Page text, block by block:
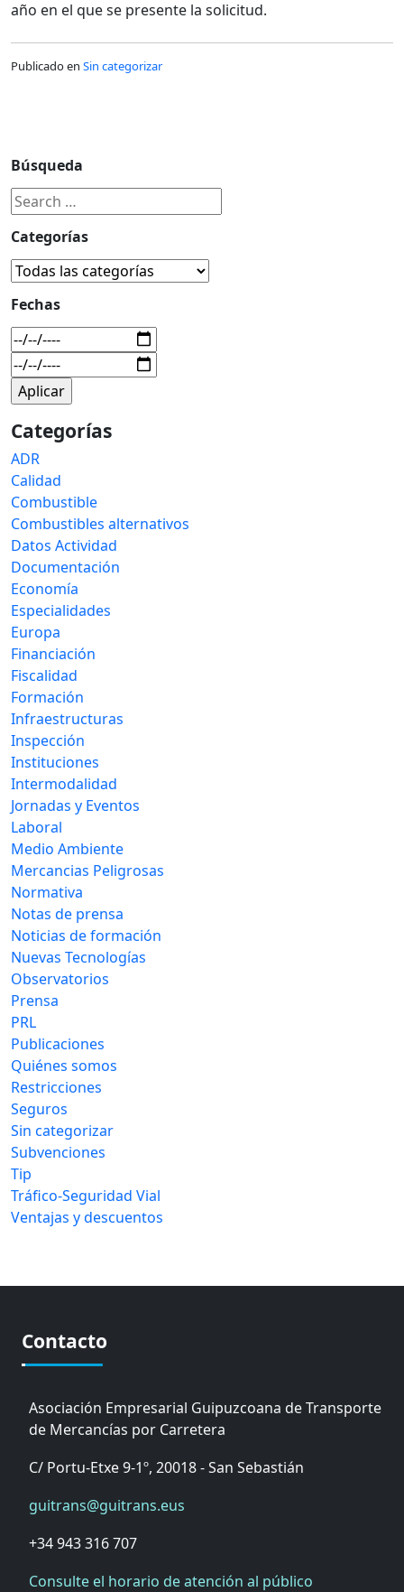
año en el que se presente la solicitud.
Publicado en Sin categorizar
Búsqueda
Categorías
Fechas
Categorías
ADR
Calidad
Combustible
Combustibles alternativos
Datos Actividad
Documentación
Economía
Especialidades
Europa
Financiación
Fiscalidad
Formación
Infraestructuras
Inspección
Instituciones
Intermodalidad
Jornadas y Eventos
Laboral
Medio Ambiente
Mercancias Peligrosas
Normativa
Notas de prensa
Noticias de formación
Nuevas Tecnologías
Observatorios
Prensa
PRL
Publicaciones
Quiénes somos
Restricciones
Seguros
Sin categorizar
Subvenciones
Tip
Tráfico-Seguridad Vial
Ventajas y descuentos
Contacto
Asociación Empresarial Guipuzcoana de Transporte
de Mercancías por Carretera
C/ Portu-Etxe 9-1º, 20018 - San Sebastián
guitrans@guitrans.eus
+34 943 316 707
Consulte el horario de atención al público